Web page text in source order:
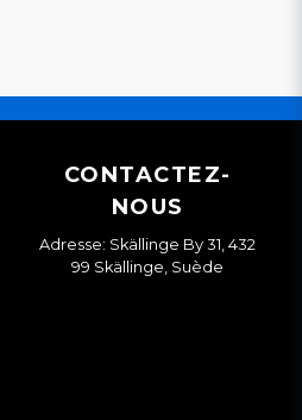
CONTACTEZ-
NOUS
Adresse: Skällinge By 31, 432
99 Skällinge, Suède